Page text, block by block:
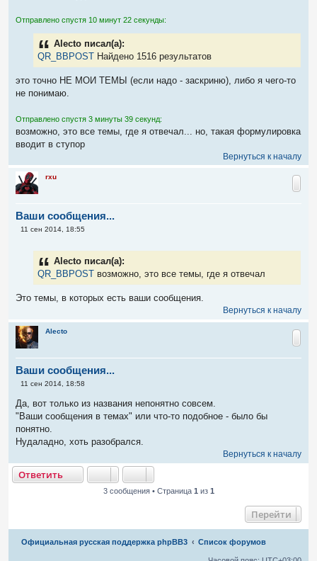
Отправлено спустя 10 минут 22 секунды:
Alecto писал(а):
QR_BBPOST Найдено 1516 результатов
это точно НЕ МОИ ТЕМЫ (если надо - заскриню), либо я чего-то
не понимаю.
Отправлено спустя 3 минуты 39 секунд:
возможно, это все темы, где я отвечал... но, такая формулировка
вводит в ступор
Вернуться к началу
rxu
Ваши сообщения...
С
е
11 сен 2014, 18:55
Alecto писал(а):
QR_BBPOST возможно, это все темы, где я отвечал
Это темы, в которых есть ваши сообщения.
Вернуться к началу
Alecto
Ваши сообщения...
С
о
б
щ
н
и
11 сен 2014, 18:58
Да, вот только из названия непонятно совсем.
"Ваши сообщения в темах" или что-то подобное - было бы
понятно.
Нудаладно, хоть разобрался.
Вернуться к началу
Ответить
3 сообщения • Страница 1 из 1
Перейти
Официальная русская поддержка phpBB3 Список форумов
Связаться с